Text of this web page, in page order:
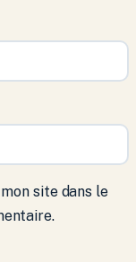
site dans le